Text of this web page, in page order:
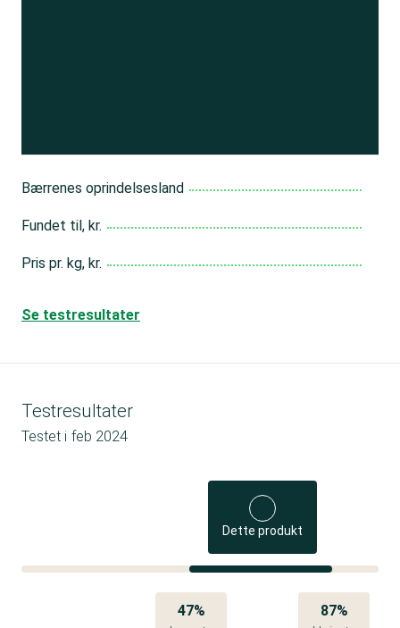
Bærrenes oprindelsesland
Fundet til, kr.
Pris pr. kg, kr.
Se testresultater
Testresultater
Testet i feb 2024
Dette produkt
47% 87%